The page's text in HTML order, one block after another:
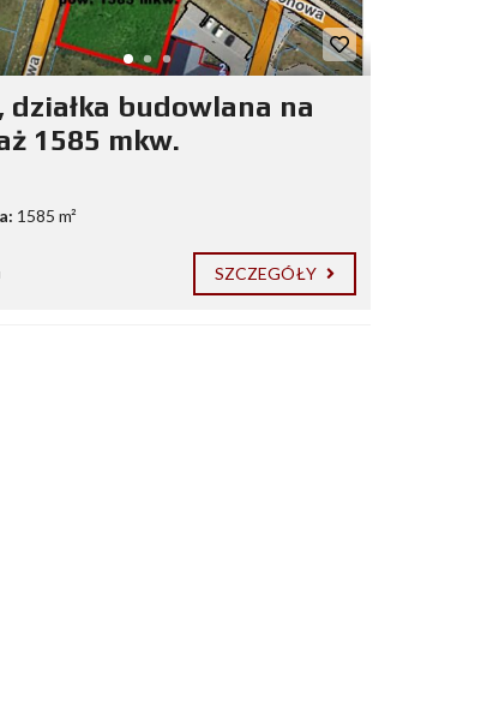
działka budowlana na
1585 mkw.
1585 m²
SZCZEGÓŁY